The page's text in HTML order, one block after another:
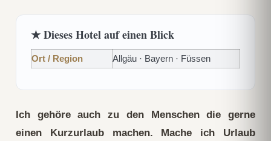
★ Dieses Hotel auf einen Blick
Ort / Region Allgäu · Bayern · Füssen
Ich gehöre auch zu den Menschen die gerne
einen Kurzurlaub machen. Mache ich Urlaub